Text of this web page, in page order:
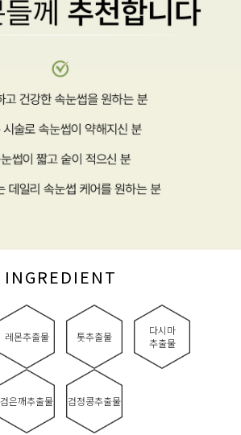
INGREDIENT
레몬추출물 톳추출물
다시마
추출물
검은깨추출물 검정콩추출물